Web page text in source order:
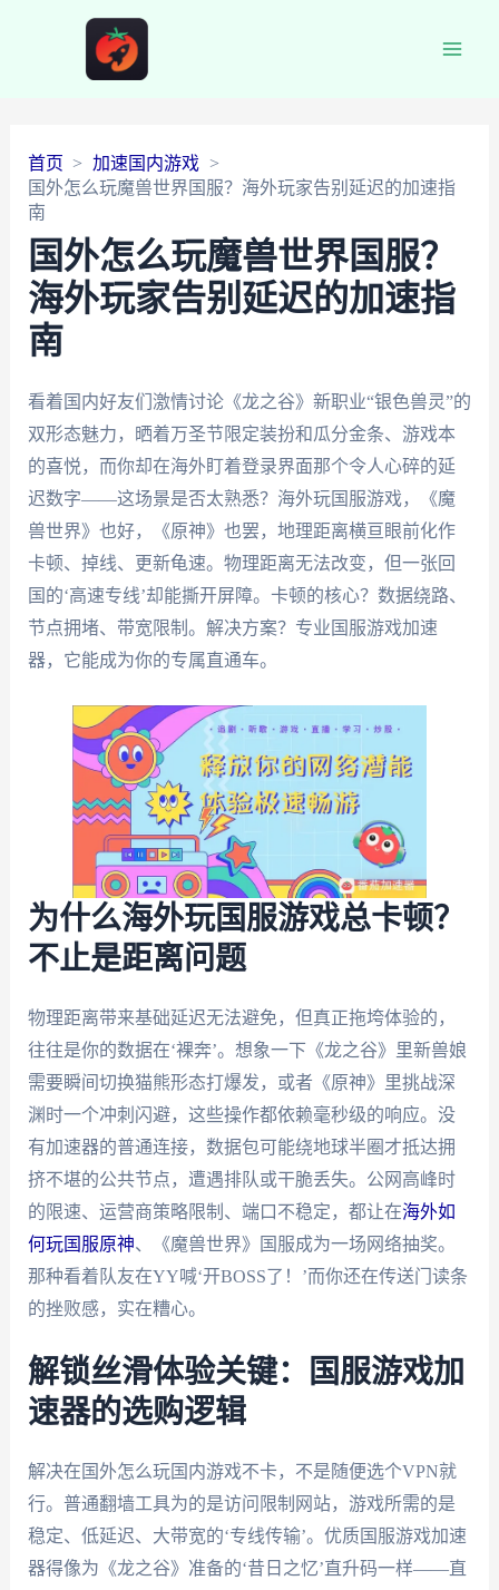
首页
加速国内游戏
国外怎么玩魔兽世界国服？海外玩家告别延迟的加速指
南
国外怎么玩魔兽世界国服？
海外玩家告别延迟的加速指
南
看着国内好友们激情讨论《龙之谷》新职业“银色兽灵”的
双形态魅力，晒着万圣节限定装扮和瓜分金条、游戏本
的喜悦，而你却在海外盯着登录界面那个令人心碎的延
迟数字——这场景是否太熟悉？海外玩国服游戏，《魔
兽世界》也好，《原神》也罢，地理距离横亘眼前化作
卡顿、掉线、更新龟速。物理距离无法改变，但一张回
国的‘高速专线’却能撕开屏障。卡顿的核心？数据绕路、
节点拥堵、带宽限制。解决方案？专业国服游戏加速
器，它能成为你的专属直通车。
为什么海外玩国服游戏总卡顿？
不止是距离问题
物理距离带来基础延迟无法避免，但真正拖垮体验的，
往往是你的数据在‘裸奔’。想象一下《龙之谷》里新兽娘
需要瞬间切换猫熊形态打爆发，或者《原神》里挑战深
渊时一个冲刺闪避，这些操作都依赖毫秒级的响应。没
有加速器的普通连接，数据包可能绕地球半圈才抵达拥
挤不堪的公共节点，遭遇排队或干脆丢失。公网高峰时
的限速、运营商策略限制、端口不稳定，都让在海外如
何玩国服原神、《魔兽世界》国服成为一场网络抽奖。
那种看着队友在YY喊‘开BOSS了！’而你还在传送门读条
的挫败感，实在糟心。
解锁丝滑体验关键：国服游戏加
速器的选购逻辑
解决在国外怎么玩国内游戏不卡，不是随便选个VPN就
行。普通翻墙工具为的是访问限制网站，游戏所需的是
稳定、低延迟、大带宽的‘专线传输’。优质国服游戏加速
器得像为《龙之谷》准备的‘昔日之忆’直升码一样——直